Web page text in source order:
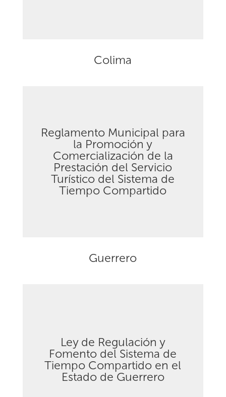
Colima
Reglamento Municipal para
la Promoción y
Comercialización de la
Prestación del Servicio
Turístico del Sistema de
Tiempo Compartido
Descargar
Guerrero
Ley de Regulación y
Fomento del Sistema de
Tiempo Compartido en el
Estado de Guerrero
Descargar